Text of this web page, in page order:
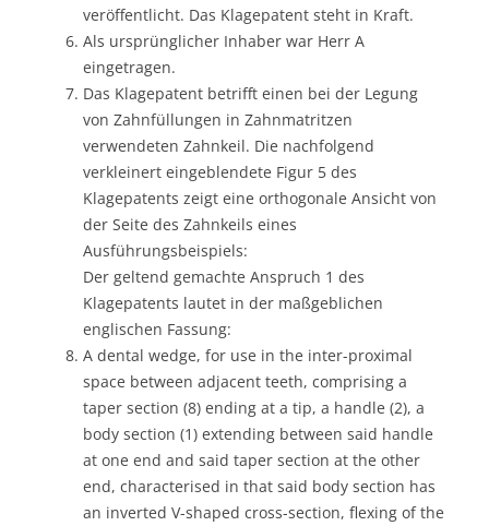
veröffentlicht. Das Klagepatent steht in Kraft.
Als ursprünglicher Inhaber war Herr A
eingetragen.
Das Klagepatent betrifft einen bei der Legung
von Zahnfüllungen in Zahnmatritzen
verwendeten Zahnkeil. Die nachfolgend
verkleinert eingeblendete Figur 5 des
Klagepatents zeigt eine orthogonale Ansicht von
der Seite des Zahnkeils eines
Ausführungsbeispiels:
Der geltend gemachte Anspruch 1 des
Klagepatents lautet in der maßgeblichen
englischen Fassung:
A dental wedge, for use in the inter-proximal
space between adjacent teeth, comprising a
taper section (8) ending at a tip, a handle (2), a
body section (1) extending between said handle
at one end and said taper section at the other
end, characterised in that said body section has
an inverted V-shaped cross-section, flexing of the